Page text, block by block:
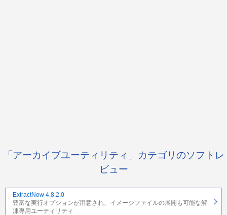
「アーカイブユーティリティ」カテゴリのソフトレ
ビュー
ExtractNow 4.8.2.0
豊富な実行オプションが用意され、イメージファイルの展開も可能な解
凍専用ユーティリティ